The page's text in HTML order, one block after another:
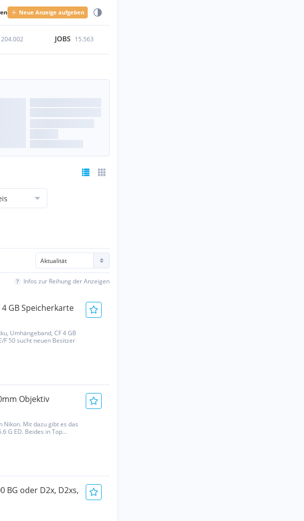
Neue Anzeige aufgeben
204.002 JOBS 15.563
Infos zur Reihung der Anzeigen
4 GB Speicherkarte
Umhängeband, CF 4 GB
F 50 sucht neuen Besitzer
Objektiv
Nikon. Mit dazu gibt es das
G ED. Beides in Top
BG oder D2x, D2xs,